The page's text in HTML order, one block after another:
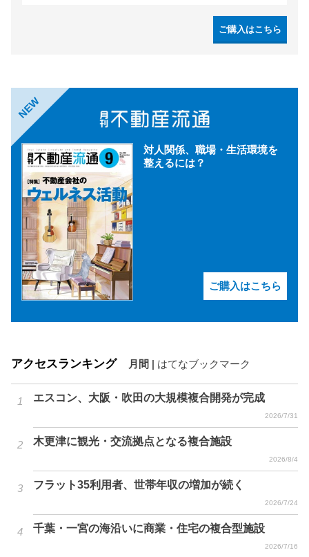
ご購入はこちら
NEW
対人関係、職場・生活環境を
整えるには？
ご購入はこちら
アクセスランキング 月間 はてなブックマーク
エスコン、大阪・吹田の大規模複合開発が完成
2026/7/31
木更津に観光・交流拠点となる複合施設
2026/8/4
フラット35利用者、世帯年収の増加が続く
2026/7/24
千葉・一宮の海沿いに商業・住宅の複合型施設
2026/7/16